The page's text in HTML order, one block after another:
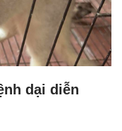
dại diễn